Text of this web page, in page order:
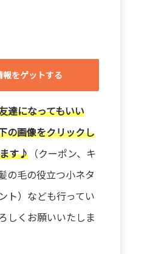
報をゲットする
達になってもいい
の画像をクリックし
ます♪ （クーポン、キ
の毛の役立つ小ネタ
ト）なども行ってい
しくお願いいたしま